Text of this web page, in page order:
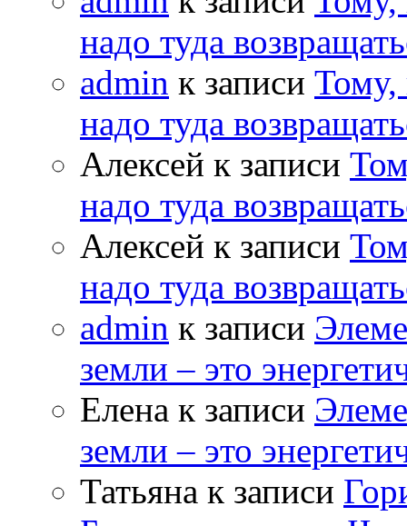
надо туда
admin к записи Тому,
надо туда
Алексей к записи
надо туда
Алексей к записи
надо туда
admin к записи
земли – это
Елена к записи
земли – это
Татьяна к записи